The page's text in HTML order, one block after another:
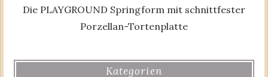
Die PLAYGROUND Springform mit schnittfester
Porzellan-Tortenplatte
Kategorien